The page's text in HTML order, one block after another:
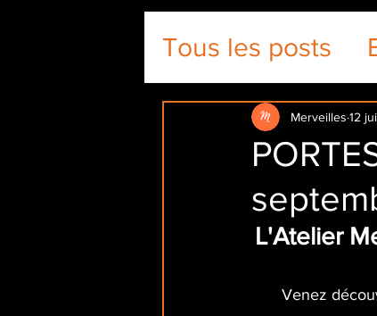
Tous les posts
Merveilles 12
L'Atelier
Venez